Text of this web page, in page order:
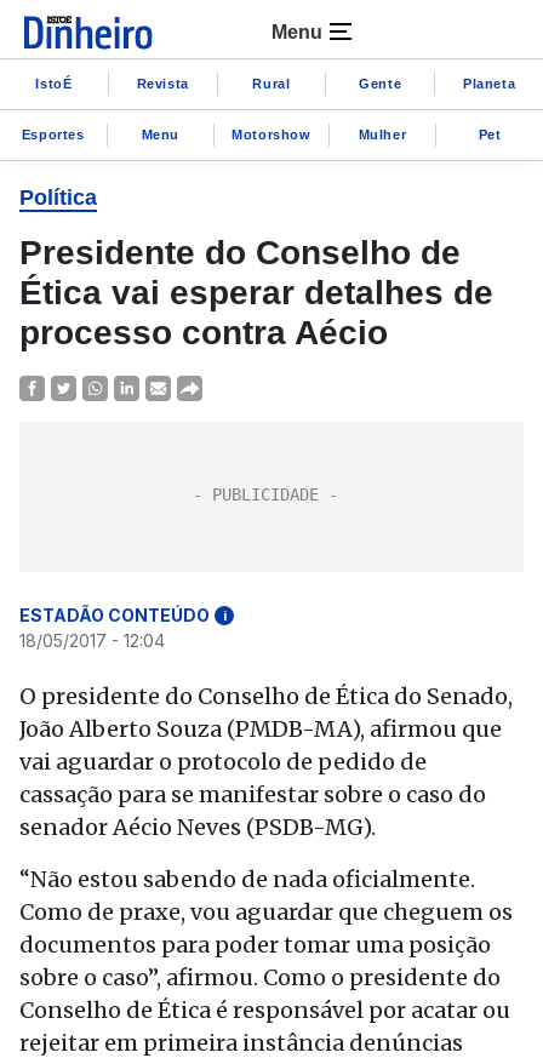
Menu
IstoÉ Revista Rural Gente Planeta
Esportes Menu Motorshow Mulher Pet
Política
Presidente do Conselho de
Ética vai esperar detalhes de
processo contra Aécio
ESTADÃO CONTEÚDO i
18/05/2017 - 12:04
O presidente do Conselho de Ética do Senado,
João Alberto Souza (PMDB-MA), afirmou que
vai aguardar o protocolo de pedido de
cassação para se manifestar sobre o caso do
senador Aécio Neves (PSDB-MG).
“Não estou sabendo de nada oficialmente.
Como de praxe, vou aguardar que cheguem os
documentos para poder tomar uma posição
sobre o caso”, afirmou. Como o presidente do
Conselho de Ética é responsável por acatar ou
rejeitar em primeira instância denúncias